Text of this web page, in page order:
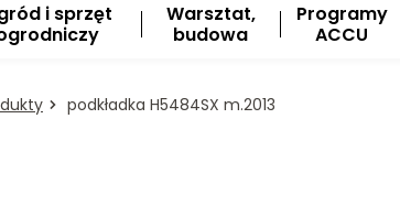
i sprzęt
Warsztat,
budowa
Programy
ACCU
podkładka H5484SX m.2013